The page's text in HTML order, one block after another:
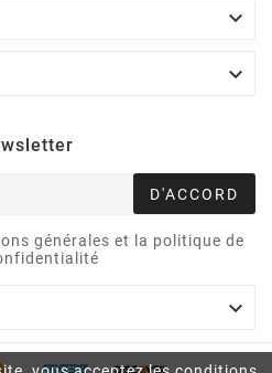


D'ACCORD
générales et la politique de
